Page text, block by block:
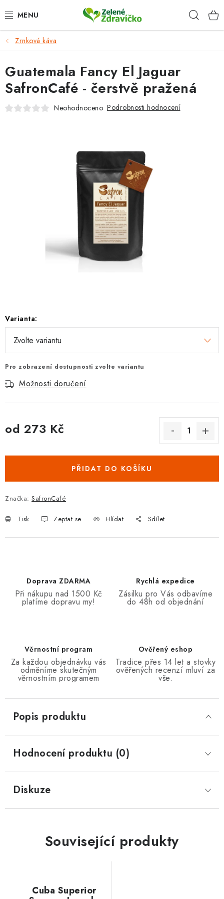
na
DOPLŇKY STRAVY
ZRNKOVÁ KÁVA
KRÁSNÝ DOMOV
HODNOCENÍ OBCHODU
Doprava a platba
Časté dotazy
Obchodní podmínky
Zrnková káva
Varianta:
Pro zobrazení dostupnosti zvolte variantu
Možnosti doručení
od 273 Kč
PŘIDAT DO KOŠÍKU
Značka: SafronCafé
Tisk Zeptat se Hlídat Sdílet
Guatemala Fancy El Jaguar
SafronCafé - čerstvě pražená
Neohodnoceno Podrobnosti hodnocení
Doprava ZDARMA
Při nákupu nad 1500 Kč
platíme dopravu my!
Rychlá expedice
Zásilku pro Vás odbavíme
do 48h od objednání
Věrnostní program
Za každou objednávku vás
odměníme skutečným
věrnostním programem
Ověřený eshop
Tradice přes 14 let a stovky
ověřených recenzí mluví za
vše.
Popis produktu
Hodnocení produktu (0)
Diskuze
Související produkty
Cuba Superior